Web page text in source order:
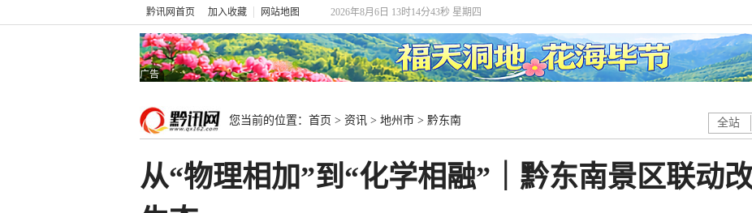
黔讯网首页 加入收藏 网站地图 2026年8月6日 13时14分44秒 星期四
广告
您当前的位置： 首页 > 资讯 > 地州市 > 黔东南 全站
从“物理相加”到“化学相融”｜黔东南景区联动